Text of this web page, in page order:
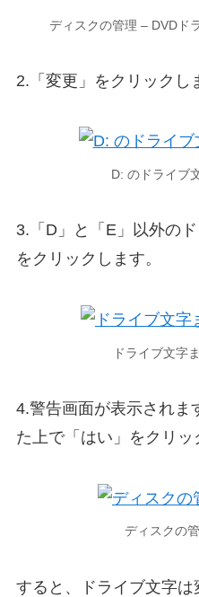
ディスクの管理 – DVDド
2.「変更」をクリックし
D: のドライブ
3.「D」と「E」以外の
をクリックします。
ドライブ文字
4.警告画面が表示されま
た上で「はい」をクリッ
ディスクの
すると、ドライブ文字は